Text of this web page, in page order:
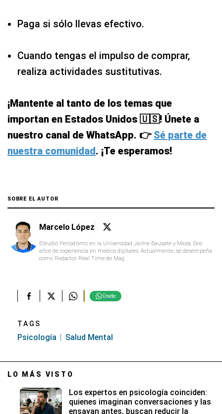
Paga si sólo llevas efectivo.
Cuando tengas el impulso de comprar,
realiza actividades sustitutivas.
¡Mantente al tanto de los temas que
importan en Estados Unidos 🇺🇸! Únete a
nuestro canal de WhatsApp. 👉 Sé parte de
nuestra comunidad. ¡Te esperamos!
SOBRE EL AUTOR
Marcelo López
Estudió Periodismo en la Universidad Jaime Bausate y Meza. Dos
años de experiencia en medios digitales. Actualmente, se desempeña
como Redactor Real Time de Mag.
Únete
TAGS
Psicología Salud Mental
LO MÁS VISTO
Los expertos en psicología coinciden:
quienes imaginan conversaciones y las
ensayan antes, buscan reducir la